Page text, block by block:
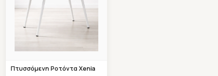
Πτυσσόμενη Ροτόντα Xenia